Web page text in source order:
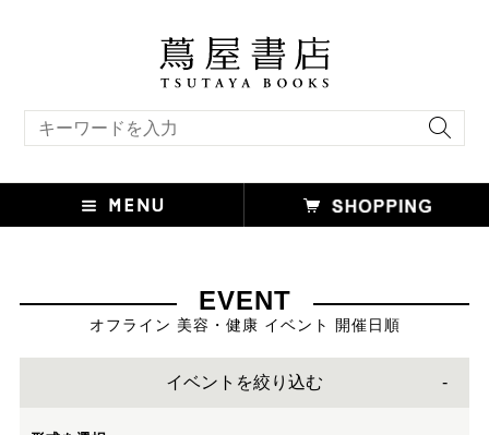
EVENT
オフライン 美容・健康 イベント 開催日順
イベントを絞り込む